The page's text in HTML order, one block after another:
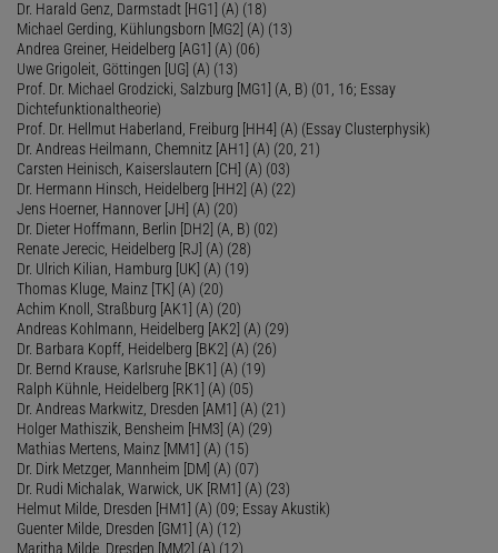
Dr. Harald Genz, Darmstadt [HG1] (A) (18)
Michael Gerding, Kühlungsborn [MG2] (A) (13)
Andrea Greiner, Heidelberg [AG1] (A) (06)
Uwe Grigoleit, Göttingen [UG] (A) (13)
Prof. Dr. Michael Grodzicki, Salzburg [MG1] (A, B) (01, 16; Essay
Dichtefunktionaltheorie)
Prof. Dr. Hellmut Haberland, Freiburg [HH4] (A) (Essay Clusterphysik)
Dr. Andreas Heilmann, Chemnitz [AH1] (A) (20, 21)
Carsten Heinisch, Kaiserslautern [CH] (A) (03)
Dr. Hermann Hinsch, Heidelberg [HH2] (A) (22)
Jens Hoerner, Hannover [JH] (A) (20)
Dr. Dieter Hoffmann, Berlin [DH2] (A, B) (02)
Renate Jerecic, Heidelberg [RJ] (A) (28)
Dr. Ulrich Kilian, Hamburg [UK] (A) (19)
Thomas Kluge, Mainz [TK] (A) (20)
Achim Knoll, Straßburg [AK1] (A) (20)
Andreas Kohlmann, Heidelberg [AK2] (A) (29)
Dr. Barbara Kopff, Heidelberg [BK2] (A) (26)
Dr. Bernd Krause, Karlsruhe [BK1] (A) (19)
Ralph Kühnle, Heidelberg [RK1] (A) (05)
Dr. Andreas Markwitz, Dresden [AM1] (A) (21)
Holger Mathiszik, Bensheim [HM3] (A) (29)
Mathias Mertens, Mainz [MM1] (A) (15)
Dr. Dirk Metzger, Mannheim [DM] (A) (07)
Dr. Rudi Michalak, Warwick, UK [RM1] (A) (23)
Helmut Milde, Dresden [HM1] (A) (09; Essay Akustik)
Guenter Milde, Dresden [GM1] (A) (12)
Maritha Milde, Dresden [MM2] (A) (12)